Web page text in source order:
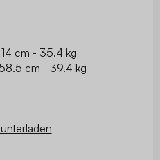
cm - 35.4 kg
cm - 39.4 kg